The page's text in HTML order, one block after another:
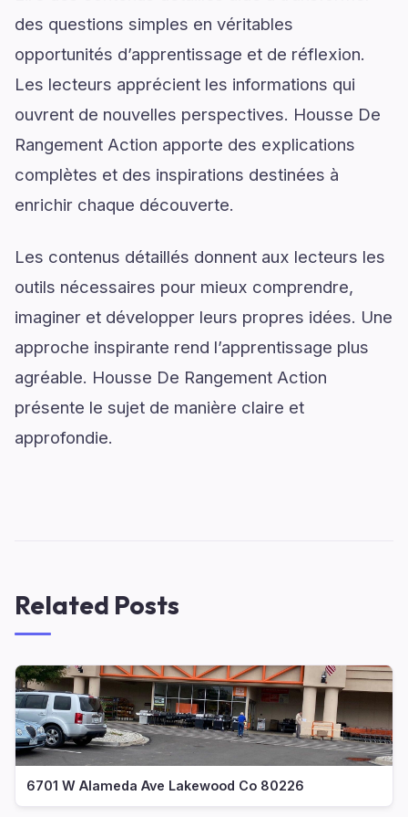
des questions simples en véritables
opportunités d’apprentissage et de réflexion.
Les lecteurs apprécient les informations qui
ouvrent de nouvelles perspectives. Housse De
Rangement Action apporte des explications
complètes et des inspirations destinées à
enrichir chaque découverte.
Les contenus détaillés donnent aux lecteurs les
outils nécessaires pour mieux comprendre,
imaginer et développer leurs propres idées. Une
approche inspirante rend l’apprentissage plus
agréable. Housse De Rangement Action
présente le sujet de manière claire et
approfondie.
Related Posts
6701 W Alameda Ave Lakewood Co 80226